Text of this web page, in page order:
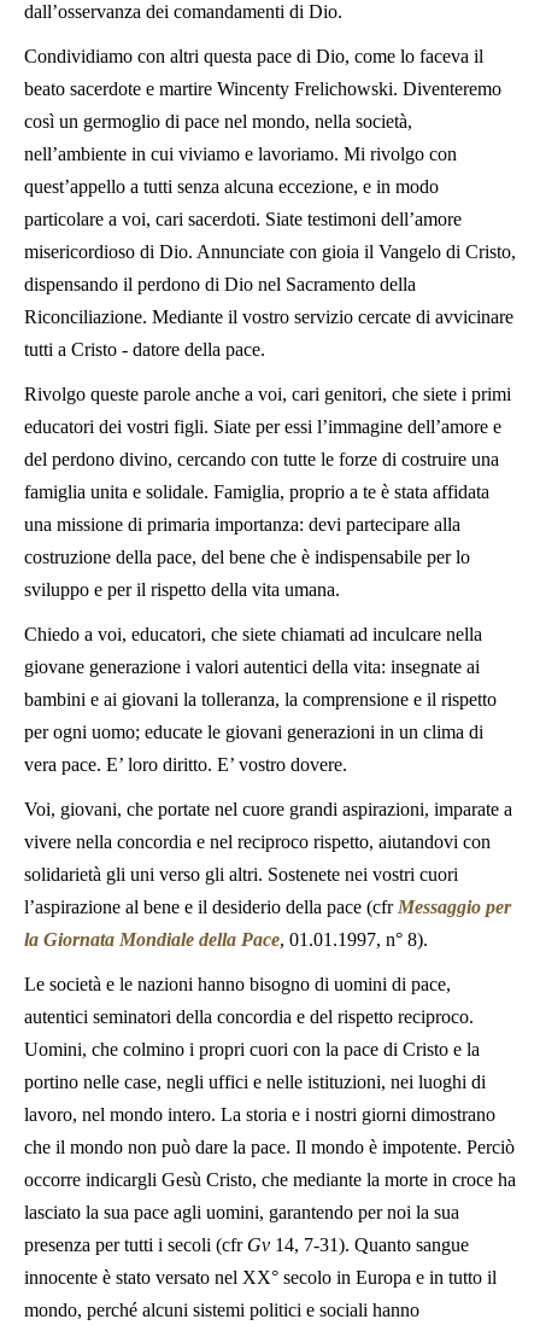
dall’osservanza dei comandamenti di Dio.
Condividiamo con altri questa pace di Dio, come lo faceva il
beato sacerdote e martire Wincenty Frelichowski. Diventeremo
così un germoglio di pace nel mondo, nella società,
nell’ambiente in cui viviamo e lavoriamo. Mi rivolgo con
quest’appello a tutti senza alcuna eccezione, e in modo
particolare a voi, cari sacerdoti. Siate testimoni dell’amore
misericordioso di Dio. Annunciate con gioia il Vangelo di Cristo,
dispensando il perdono di Dio nel Sacramento della
Riconciliazione. Mediante il vostro servizio cercate di avvicinare
tutti a Cristo - datore della pace.
Rivolgo queste parole anche a voi, cari genitori, che siete i primi
educatori dei vostri figli. Siate per essi l’immagine dell’amore e
del perdono divino, cercando con tutte le forze di costruire una
famiglia unita e solidale. Famiglia, proprio a te è stata affidata
una missione di primaria importanza: devi partecipare alla
costruzione della pace, del bene che è indispensabile per lo
sviluppo e per il rispetto della vita umana.
Chiedo a voi, educatori, che siete chiamati ad inculcare nella
giovane generazione i valori autentici della vita: insegnate ai
bambini e ai giovani la tolleranza, la comprensione e il rispetto
per ogni uomo; educate le giovani generazioni in un clima di
vera pace. E’ loro diritto. E’ vostro dovere.
Voi, giovani, che portate nel cuore grandi aspirazioni, imparate a
vivere nella concordia e nel reciproco rispetto, aiutandovi con
solidarietà gli uni verso gli altri. Sostenete nei vostri cuori
l’aspirazione al bene e il desiderio della pace (cfr Messaggio per
la Giornata Mondiale della Pace, 01.01.1997, n° 8).
Le società e le nazioni hanno bisogno di uomini di pace,
autentici seminatori della concordia e del rispetto reciproco.
Uomini, che colmino i propri cuori con la pace di Cristo e la
portino nelle case, negli uffici e nelle istituzioni, nei luoghi di
lavoro, nel mondo intero. La storia e i nostri giorni dimostrano
che il mondo non può dare la pace. Il mondo è impotente. Perciò
occorre indicargli Gesù Cristo, che mediante la morte in croce ha
lasciato la sua pace agli uomini, garantendo per noi la sua
presenza per tutti i secoli (cfr Gv 14, 7-31). Quanto sangue
innocente è stato versato nel XX° secolo in Europa e in tutto il
mondo, perché alcuni sistemi politici e sociali hanno